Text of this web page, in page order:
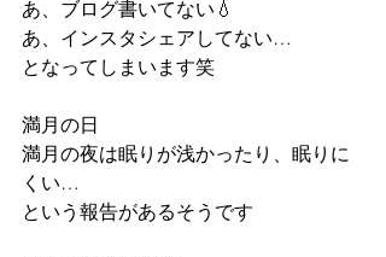
あ、ブログ書いてない💧
あ、インスタシェアしてない…
となってしまいます笑
満月の日
満月の夜は眠りが浅かったり、眠りに
くい…
という報告があるそうです